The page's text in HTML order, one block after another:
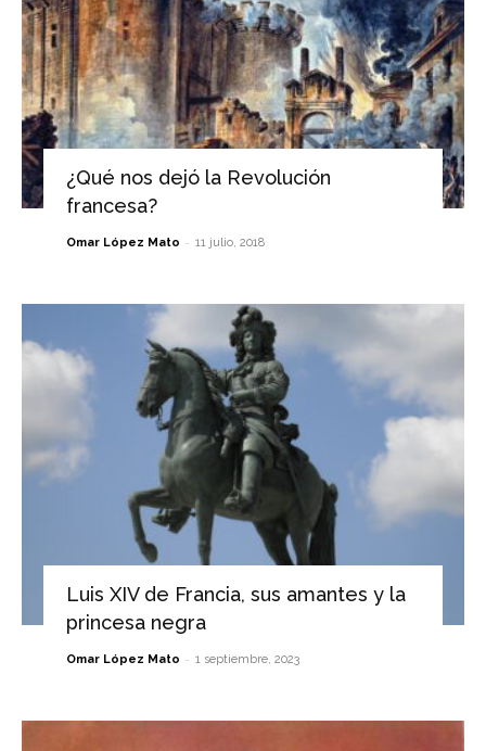
¿Qué nos dejó la Revolución
francesa?
Omar López Mato - 11 julio, 2018
Luis XIV de Francia, sus amantes y la
princesa negra
Omar López Mato - 1 septiembre, 2023